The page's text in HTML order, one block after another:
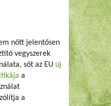
nőtt jelentősen
vegyszerek
sőt az EU új
a
a